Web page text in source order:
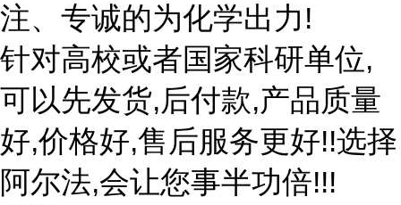
注、专诚的为化学出力!
针对高校或者国家科研单位,
可以先发货,后付款,产品质量
好,价格好,售后服务更好!!选择
阿尔法,会让您事半功倍!!!